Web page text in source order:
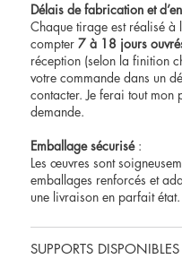
Délais de fabrication et
Chaque tirage est réalisé à
compter7 à 18 jours
réception (selon la finition
votre commande dans un
contacter. Je ferai tout mon
demande.
Emballage sécurisé:
Les œuvres sont
emballages renforcés et
une livraison en parfait état.
SUPPORTS DISPONIBLES